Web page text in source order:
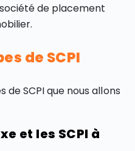
de placement
de SCPI
de SCPI que nous allons
et les SCPI à